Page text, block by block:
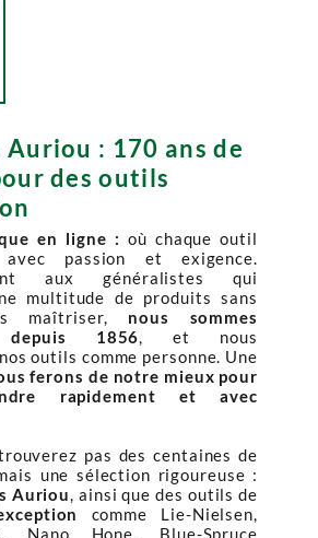
: 170 ans de
des outils
en ligne : où chaque outil
passion et exigence.
aux généralistes qui
multitude de produits sans
maîtriser, nous sommes
depuis 1856, et nous
outils comme personne. Une
ferons de notre mieux pour
rapidement et avec
pas des centaines de
une sélection rigoureuse :
Auriou, ainsi que des outils de
comme Lie-Nielsen,
Nano Hone, Blue-Spruce